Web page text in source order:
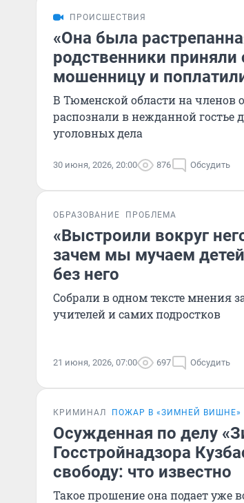
ПРОИСШЕСТВИЯ
«Она была
родственники приняли
мошенницу и
В Тюменской области на членов
распознали в нежданной гостье
уголовных дела
30 июня, 2026, 20:00 876 Обсудить
ОБРАЗОВАНИЕ ПРОБЛЕМА
«Выстроили вокруг
зачем мы мучаем
без него
Собрали в одном тексте мнения
учителей и самих подростков
21 июня, 2026, 07:00 697 Обсудить
КРИМИНАЛ ПОЖАР В «ЗИМНЕЙ ВИШНЕ»
Осужденная по делу
Госстройнадзора
свободу: что известно
Такое прошение она подает уже